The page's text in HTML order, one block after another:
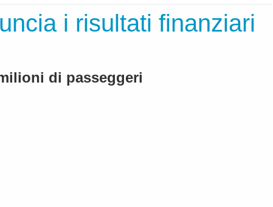
i risultati finanziari
di passeggeri